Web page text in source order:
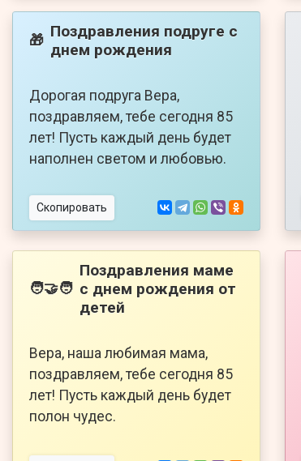
🎁 Поздравления подруге с
днем рождения
Дорогая подруга Вера,
поздравляем, тебе сегодня 85
лет! Пусть каждый день будет
наполнен светом и любовью.
Скопировать
🧑‍🤝‍🧑
Поздравления маме
с днем рождения от
детей
Вера, наша любимая мама,
поздравляем, тебе сегодня 85
лет! Пусть каждый день будет
полон чудес.